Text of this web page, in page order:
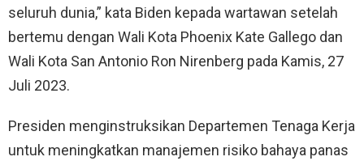
seluruh dunia,” kata Biden kepada wartawan setelah
bertemu dengan Wali Kota Phoenix Kate Gallego dan
Wali Kota San Antonio Ron Nirenberg pada Kamis, 27
Juli 2023.
Presiden menginstruksikan Departemen Tenaga Kerja
untuk meningkatkan manajemen risiko bahaya panas